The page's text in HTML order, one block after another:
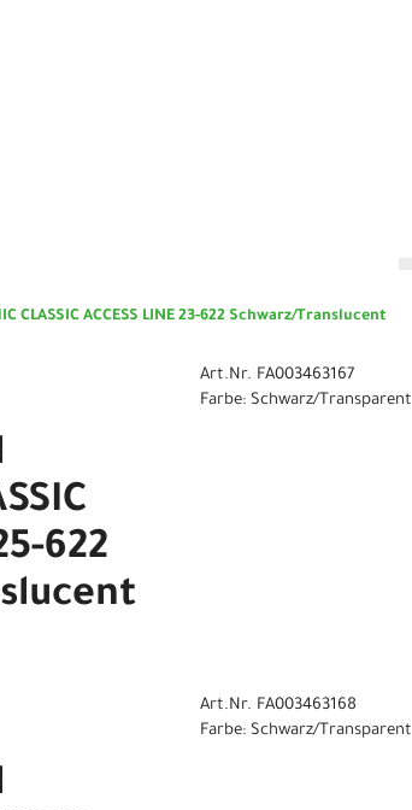
CLASSIC ACCESS LINE 23-622 Schwarz/Translucent
622
Art.Nr. FA003463167
Farbe: Schwarz/Transparent
Art.Nr. FA003463168
Farbe: Schwarz/Transparent